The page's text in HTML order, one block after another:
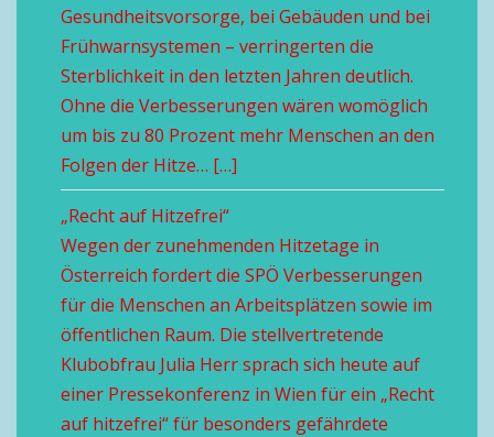
Gesundheitsvorsorge, bei Gebäuden und bei
Frühwarnsystemen – verringerten die
Sterblichkeit in den letzten Jahren deutlich.
Ohne die Verbesserungen wären womöglich
um bis zu 80 Prozent mehr Menschen an den
Folgen der Hitze… […]
„Recht auf Hitzefrei“
Wegen der zunehmenden Hitzetage in
Österreich fordert die SPÖ Verbesserungen
für die Menschen an Arbeitsplätzen sowie im
öffentlichen Raum. Die stellvertretende
Klubobfrau Julia Herr sprach sich heute auf
einer Pressekonferenz in Wien für ein „Recht
auf hitzefrei“ für besonders gefährdete